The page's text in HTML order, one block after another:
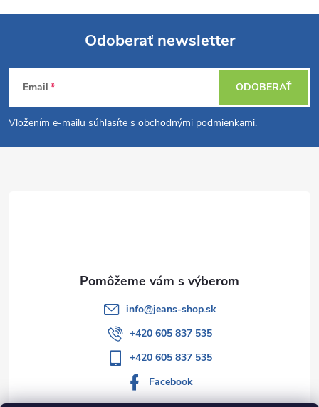
Z
á
p
Odoberať newsletter
Email
Vložením e-mailu súhlasíte s obchodnými podmienkami.
ODOBERAŤ
info@jeans-shop.sk
+420 605 837 535
+420 605 837 535
Facebook